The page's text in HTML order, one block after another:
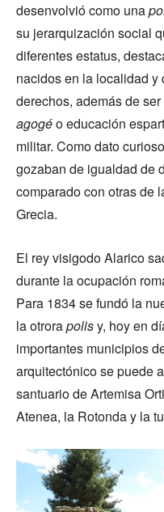
desenvolvió como una
su jerarquización social
diferentes estatus,
nacidos en la localidad y
derechos, además de
agogéo educación
militar. Como dato
gozaban de igualdad de
comparado con otras de
Grecia.
El rey visigodo Alarico
durante la ocupación
Para 1834 se fundó la
la otrorapolisy, hoy en
importantes municipios
arquitectónico se puede
santuario de Artemisa
Atenea, la Rotonda y la